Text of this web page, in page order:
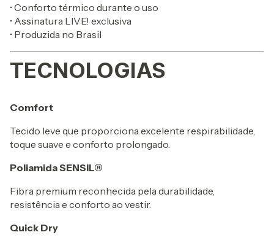
• Conforto térmico durante o uso
• Assinatura LIVE! exclusiva
• Produzida no Brasil
TECNOLOGIAS
Comfort
Tecido leve que proporciona excelente respirabilidade,
toque suave e conforto prolongado.
Poliamida SENSIL®
Fibra premium reconhecida pela durabilidade,
resistência e conforto ao vestir.
Quick Dry